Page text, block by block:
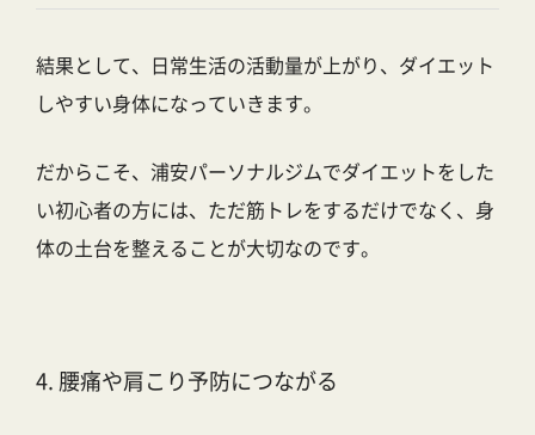
結果として、 日常生活の活動量が上がり、ダイエット
しやすい身体になっていきます。
だからこそ、 浦安パーソナルジムでダイエットをした
い初心者の方には、ただ筋トレをするだけでなく、身
体の土台を整えることが大切なのです。
4. 腰痛や肩こり予防につながる